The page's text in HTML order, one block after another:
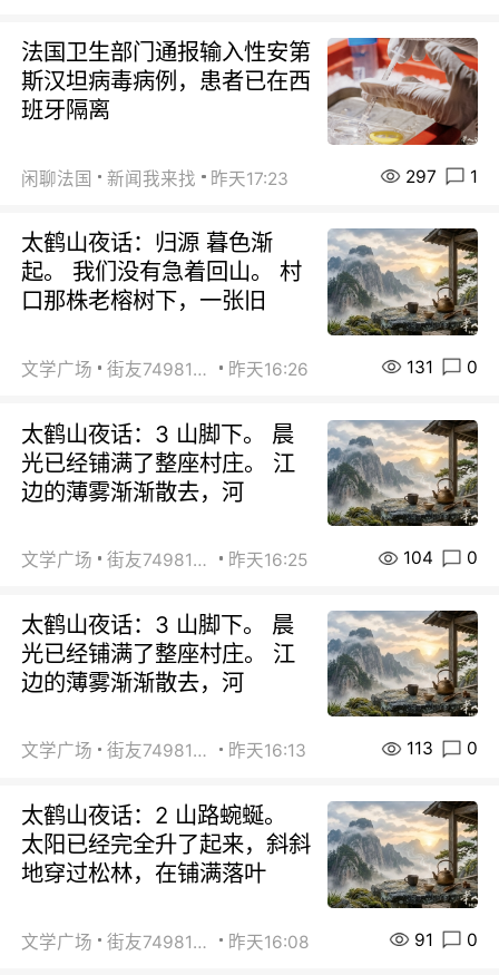
法国卫生部门通报输入性安第
斯汉坦病毒病例，患者已在西
班牙隔离
闲聊法国 新闻我来找 昨天17:23 297 1
太鹤山夜话：归源 暮色渐
起。 我们没有急着回山。 村
口那株老榕树下，一张旧
文学广场 街友74981146 昨天16:26 131 0
太鹤山夜话：3 山脚下。 晨
光已经铺满了整座村庄。 江
边的薄雾渐渐散去，河
文学广场 街友74981146 昨天16:25 104 0
太鹤山夜话：3 山脚下。 晨
光已经铺满了整座村庄。 江
边的薄雾渐渐散去，河
文学广场 街友74981146 昨天16:13 113 0
太鹤山夜话：2 山路蜿蜒。
太阳已经完全升了起来，斜斜
地穿过松林，在铺满落叶
文学广场 街友74981146 昨天16:08 91 0